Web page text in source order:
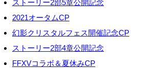
ストーリー2部5章公開記念
2021オータムCP
幻影クリスタルフェス開催記念CP
ストーリー2部4章公開記念
FFXVコラボ＆夏休みCP